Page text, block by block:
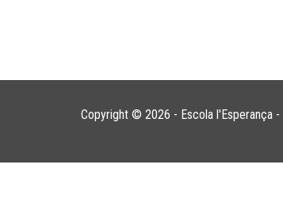
Copyright © 2026 - Escola l'Esperança -